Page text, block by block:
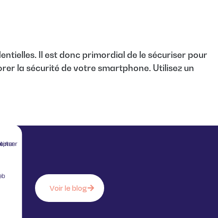
accepter
Il est donc primordial de le sécuriser pour
la sécurité de votre smartphone. Utilisez un
Voir le blog